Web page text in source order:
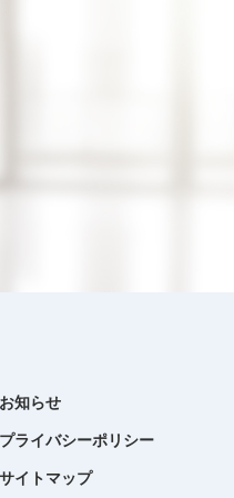
お知らせ
プライバシーポリシー
サイトマップ